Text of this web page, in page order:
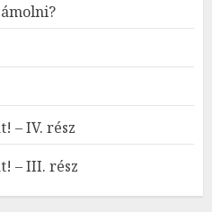
– IV. rész
– III. rész